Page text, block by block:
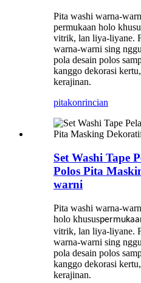
Pita washi warna-
permukaan holo
vitrik, lan liya-liyane.
warna-warni sing
pola desain polos
kanggo dekorasi
kerajinan.
pitakonrincian
Set Washi Tape
Polos Pita
warni
Pita washi warna-
holo khusus
vitrik, lan liya-liyane.
warna-warni sing
pola desain polos
kanggo dekorasi
kerajinan.